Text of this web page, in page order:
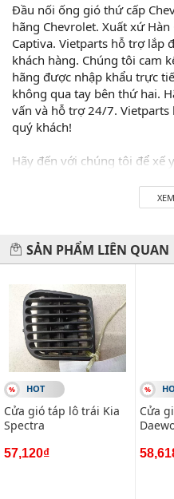
Đầu nối ống gió thứ cấp
hãng Chevrolet. Xuất xứ
Captiva. Vietparts hỗ trợ lắp
khách hàng. Chúng tôi cam
hãng được nhập khẩu trực
không qua tay bên thứ hai.
vấn và hỗ trợ 24/7.
quý khách!
Hãy đến với chúng tôi để xế
#vietparts #ascgroup
VIETPARTS - Thương hiệu
phụ kiện và phụ gia xe hơi.
Địa chỉ: 434 Trần Khát Chân-
Hotline: 0945 333 777
SẢN PHẨM LIÊN QUAN
HOT
Cửa gió táp lô trái Kia
Spectra
57,120₫
Cửa